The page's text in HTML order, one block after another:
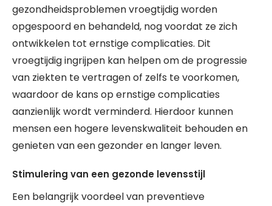
gezondheidsproblemen vroegtijdig worden
opgespoord en behandeld, nog voordat ze zich
ontwikkelen tot ernstige complicaties. Dit
vroegtijdig ingrijpen kan helpen om de progressie
van ziekten te vertragen of zelfs te voorkomen,
waardoor de kans op ernstige complicaties
aanzienlijk wordt verminderd. Hierdoor kunnen
mensen een hogere levenskwaliteit behouden en
genieten van een gezonder en langer leven.
Stimulering van een gezonde levensstijl
Een belangrijk voordeel van preventieve